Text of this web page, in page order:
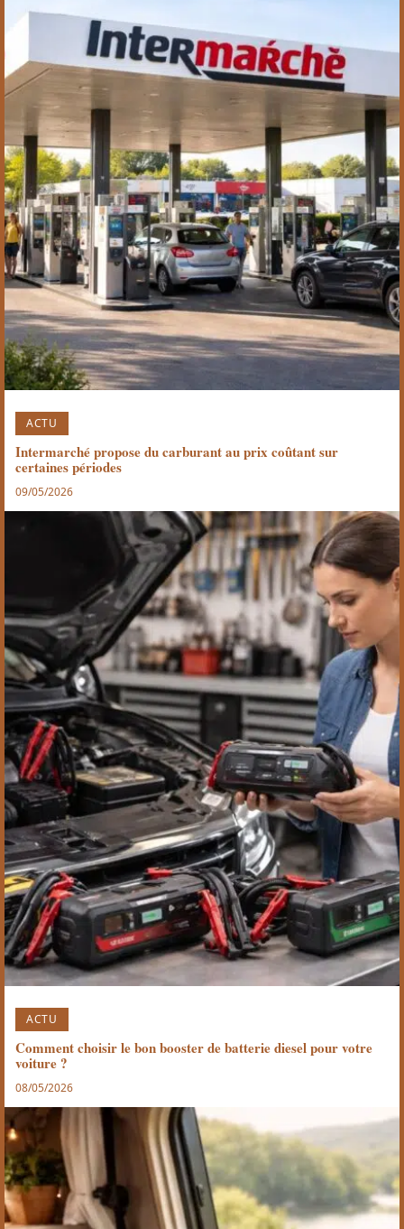
ACTU
Intermarché propose du carburant au prix coûtant sur
certaines périodes
09/05/2026
ACTU
Comment choisir le bon booster de batterie diesel pour votre
voiture ?
08/05/2026